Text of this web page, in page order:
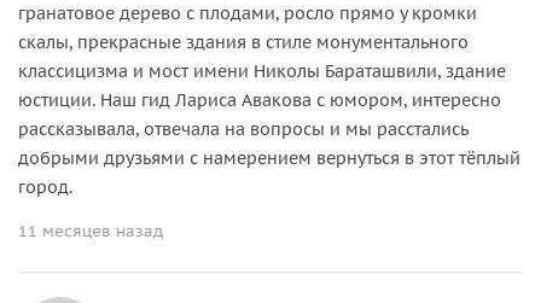
гранатовое дерево с плодами, росло прямо у кромки
скалы, прекрасные здания в стиле монументального
классицизма и мост имени Николы Бараташвили, здание
юстиции. Наш гид Лариса Авакова с юмором, интересно
рассказывала, отвечала на вопросы и мы расстались
добрыми друзьями с намерением вернуться в этот тёплый
город.
11 месяцев назад